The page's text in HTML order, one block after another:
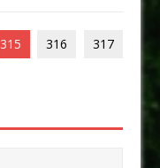
315 316
317